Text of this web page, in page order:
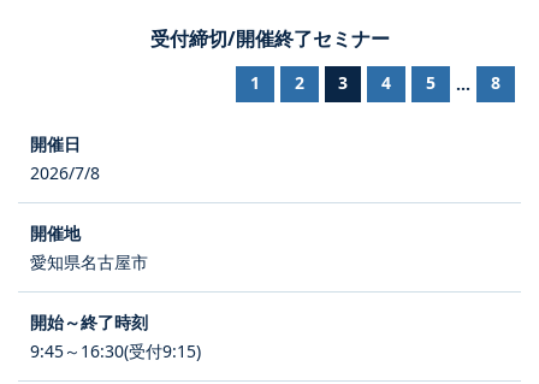
受付締切/開催終了セミナー
1 2 3 4 5 ... 8
2026/7/8
愛知県名古屋市
9:45～16:30(受付9:15)